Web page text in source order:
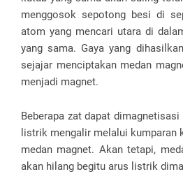
menggosok sepotong besi di
atom yang mencari utara di
yang sama. Gaya yang
sejajar menciptakan medan
menjadi magnet.
Beberapa zat dapat
listrik mengalir melalui kumparan
medan magnet. Akan tetapi,
akan hilang begitu arus listrik